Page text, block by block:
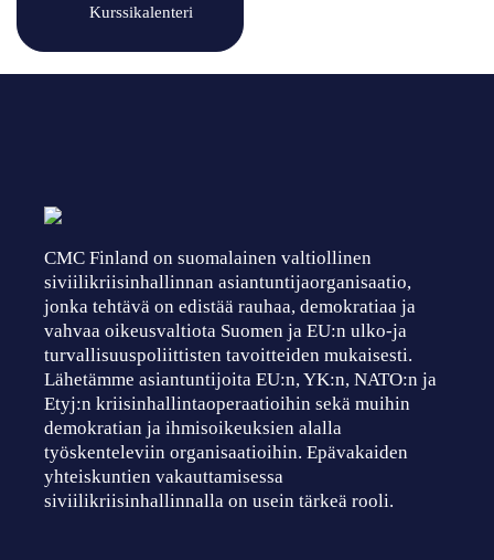
Kurssikalenteri
CMC Finland on suomalainen valtiollinen
siviilikriisinhallinnan asiantuntijaorganisaatio,
jonka tehtävä on edistää rauhaa, demokratiaa ja
vahvaa oikeusvaltiota Suomen ja EU:n ulko-ja
turvallisuuspoliittisten tavoitteiden mukaisesti.
Lähetämme asiantuntijoita EU:n, YK:n, NATO:n ja
Etyj:n kriisinhallintaoperaatioihin sekä muihin
demokratian ja ihmisoikeuksien alalla
työskenteleviin organisaatioihin. Epävakaiden
yhteiskuntien vakauttamisessa
siviilikriisinhallinnalla on usein tärkeä rooli.